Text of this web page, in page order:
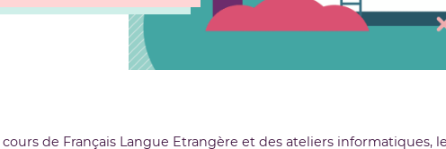
de Français Langue Etrangère et des ateliers informatiques,